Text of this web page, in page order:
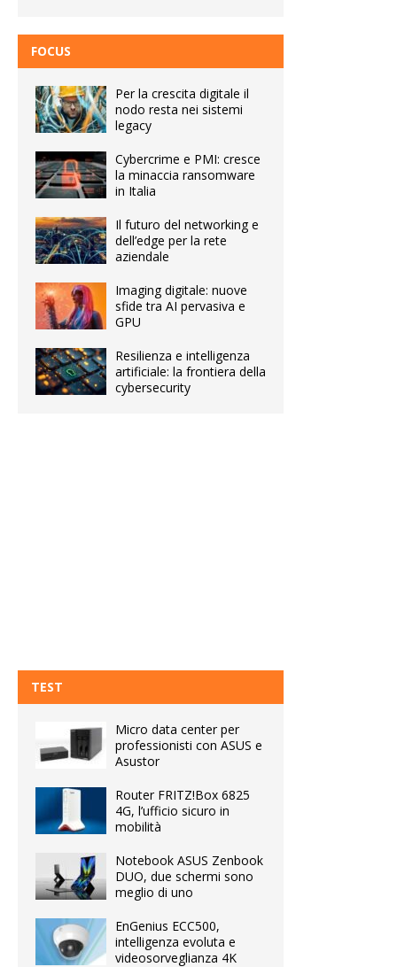
FOCUS
Per la crescita digitale il
nodo resta nei sistemi
legacy
Cybercrime e PMI: cresce
la minaccia ransomware
in Italia
Il futuro del networking e
dell’edge per la rete
aziendale
Imaging digitale: nuove
sfide tra AI pervasiva e
GPU
Resilienza e intelligenza
artificiale: la frontiera della
cybersecurity
TEST
Micro data center per
professionisti con ASUS e
Asustor
Router FRITZ!Box 6825
4G, l’ufficio sicuro in
mobilità
Notebook ASUS Zenbook
DUO, due schermi sono
meglio di uno
EnGenius ECC500,
intelligenza evoluta e
videosorveglianza 4K